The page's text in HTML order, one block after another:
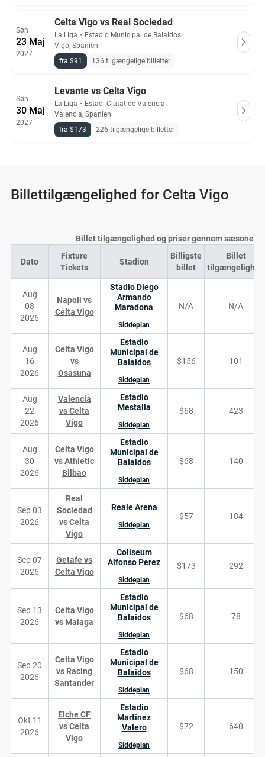
Søn
23 Maj
2027
Celta Vigo vs Real Sociedad
La Liga ・ Estadio Municipal de Balaidos
Vigo, Spanien
fra $91
136 tilgængelige billetter
Søn
30 Maj
2027
Levante vs Celta Vigo
La Liga ・ Estadi Ciutat de Valencia
Valencia, Spanien
fra $173
226 tilgængelige billetter
Billettilgængelighed for Celta Vigo
Billet tilgængelighed og priser gennem sæsonen
Dato
Fixture
Tickets
Stadion
Billigste
billet
Billet
tilgængelighed
Aug
08
2026
Napoli vs
Celta Vigo
Stadio Diego
Armando
Maradona
Siddeplan
N/A N/A
Aug
16
2026
Celta Vigo
vs
Osasuna
Estadio
Municipal de
Balaidos
Siddeplan
$156 101
Aug
22
2026
Valencia
vs Celta
Vigo
Estadio
Mestalla
Siddeplan
$68 423
Aug
30
2026
Celta Vigo
vs Athletic
Bilbao
Estadio
Municipal de
Balaidos
Siddeplan
$68 140
Sep 03
2026
Real
Sociedad
vs Celta
Vigo
Reale Arena
Siddeplan
$57 184
Sep 07
2026
Getafe vs
Celta Vigo
Coliseum
Alfonso Perez
Siddeplan
$173 292
Sep 13
2026
Celta Vigo
vs Malaga
Estadio
Municipal de
Balaidos
Siddeplan
$68 78
Sep 20
2026
Celta Vigo
vs Racing
Santander
Estadio
Municipal de
Balaidos
Siddeplan
$68 150
Okt 11
2026
Elche CF
vs Celta
Vigo
Estadio
Martinez
Valero
Siddeplan
$72 640